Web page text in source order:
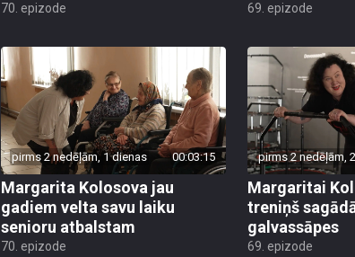
70. epizode 69. epizode
pirms 2 nedēļām, 1 dienas 00:03:15
Margarita Kolosova jau
gadiem velta savu laiku
senioru atbalstam
70. epizode
pirms 2 nedēļām,
Margaritai
treniņš
galvassāpes
69. epizode